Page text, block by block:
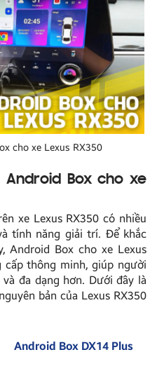
cho xe Lexus RX350
Box cho xe
xe Lexus RX350 có nhiều
tính năng giải trí. Để khắc
Android Box cho xe Lexus
cấp thông minh, giúp người
đa dạng hơn. Dưới đây là
bản của Lexus RX350
Android Box DX14 Plus